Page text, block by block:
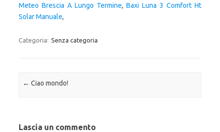
Meteo Brescia A Lungo Termine, Baxi Luna 3 Comfort Ht
Solar Manuale,
Categoria: Senza categoria
Navigazione articolo
← Ciao mondo!
Lascia un commento